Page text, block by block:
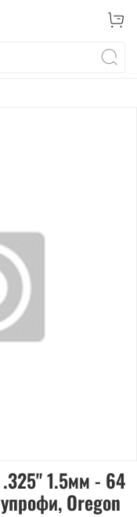
1.5мм - 64
Oregon